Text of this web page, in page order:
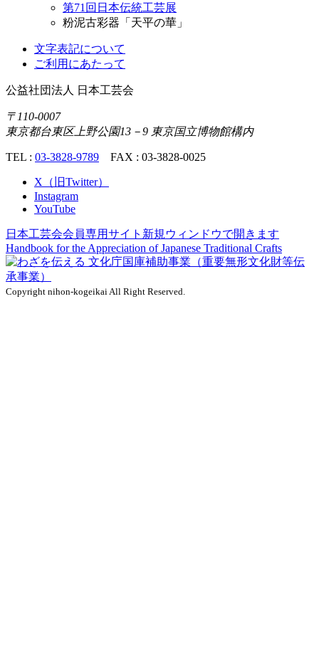
第71回日本伝統工芸展
粉泥古彩器「天平の華」
文字表記について
ご利用にあたって
公益社団法人 日本工芸会
〒110-0007
東京都台東区上野公園13－9 東京国立博物館構内
TEL : 03-3828-9789 FAX : 03-3828-0025
X（旧Twitter）
Instagram
YouTube
日本工芸会会員専用サイト 新規ウィンドウで開きます
Handbook for the Appreciation ofJapanese Traditional Crafts
Copyright nihon-kogeikai All Right Reserved.